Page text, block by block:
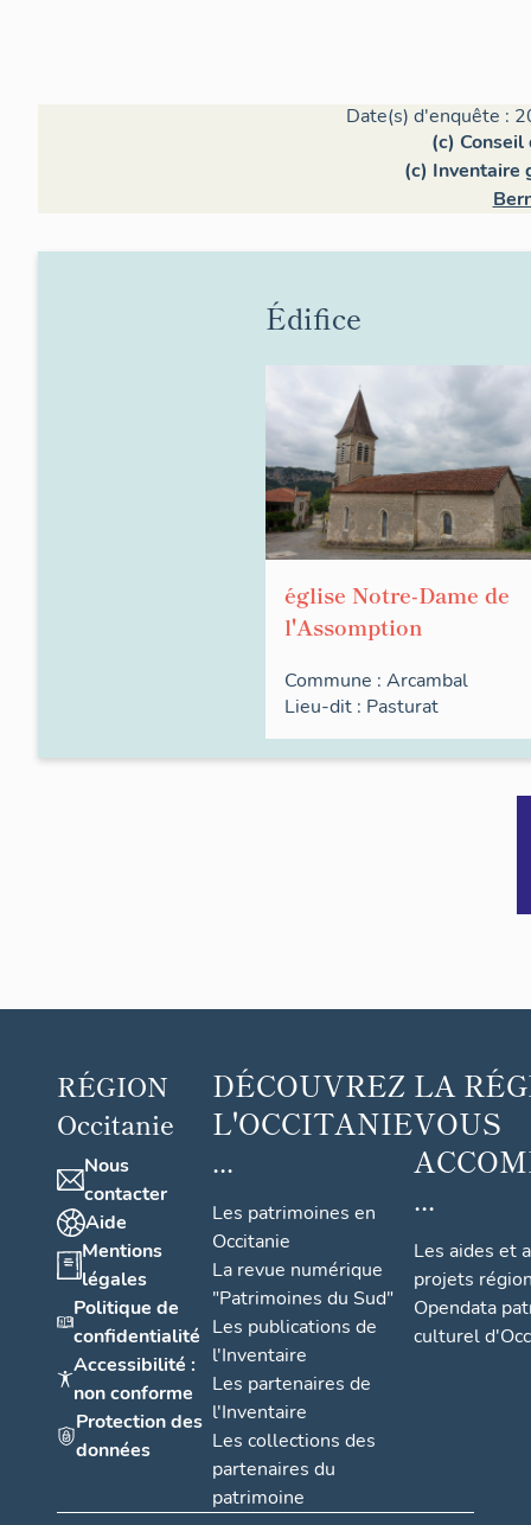
Date(s) d'enquête :
(c)
(c) Inventaire
Édifice
église Notre-Dame de
l'Assomption
Commune : Arcambal
Lieu-dit : Pasturat
RÉGION
Occitanie
Nous
contacter
Aide
Mentions
légales
Politique de
confidentialité
Accessibilité :
non conforme
Protection des
données
DÉCOUVREZ
L'OCCITANIE
...
Les patrimoines en
Occitanie
La revue numérique
"Patrimoines du Sud"
Les publications de
l'Inventaire
Les partenaires de
l'Inventaire
Les collections des
partenaires du
patrimoine
LA
VOUS
...
Les aides et
projets
Opendata
culturel